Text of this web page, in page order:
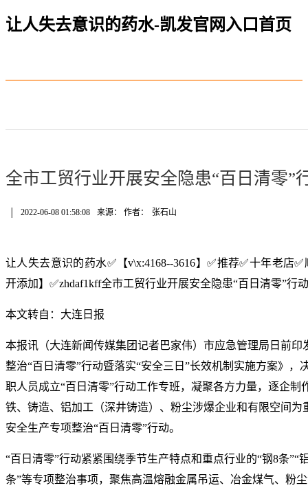
让人失去意识的药水-凯发官网入口首页
全市工贸行业开展安全隐患“百日清零”
2022-06-08 01:58:08 来源： 作者： 张石山
让人失去意识的药水✅【v\x:4168--3616】✅推荐✅十年老店
开添加】✅zhdaf1kff全市工贸行业开展安全隐患“百日清零”行动
本文转自：大连日报
本报讯（大连新闻传媒集团记者巴家伟）市应急管理局日前印
整治“百日清零”行动暨落实“安全三日”长效机制实施方案》，
职人员成立“百日清零”行动工作专班，凝聚各方力量，逐企制
铁、铸造、铝加工（深井铸造）、粉尘涉爆企业和有限空间为
安全生产专项整治“百日清零”行动。
“百日清零”行动紧紧围绕季节生产特点和重点行业的“钢8条”“
条”等专项整治事项，聚焦高温熔融金属吊运、冶金煤气、粉